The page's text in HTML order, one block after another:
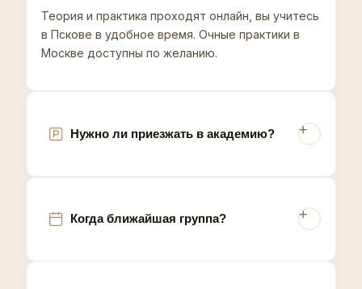
Теория и практика проходят онлайн, вы учитесь
в Пскове в удобное время. Очные практики в
Москве доступны по желанию.
Нужно ли приезжать в академию?
Когда ближайшая группа?
Псков - приграничный город с развитым
туристическим сектором благодаря Псковскому
кремлю и Изборску, поэтому спрос на